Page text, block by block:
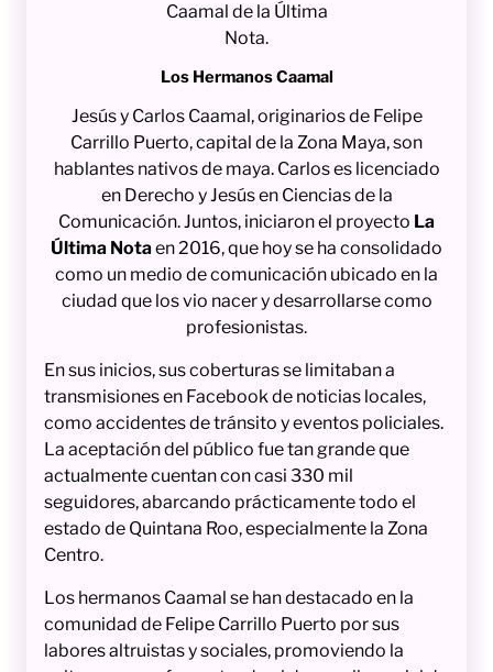
Caamal de la Última
Nota.
Los Hermanos Caamal
Jesús y Carlos Caamal, originarios de Felipe
Carrillo Puerto, capital de la Zona Maya, son
hablantes nativos de maya. Carlos es licenciado
en Derecho y Jesús en Ciencias de la
Comunicación. Juntos, iniciaron el proyecto La
Última Notaen 2016, que hoy se ha consolidado
como un medio de comunicación ubicado en la
ciudad que los vio nacer y desarrollarse como
profesionistas.
En sus inicios, sus coberturas se limitaban a
transmisiones en Facebook de noticias locales,
como accidentes de tránsito y eventos policiales.
La aceptación del público fue tan grande que
actualmente cuentan con casi 330 mil
seguidores, abarcando prácticamente todo el
estado de Quintana Roo, especialmente la Zona
Centro.
Los hermanos Caamal se han destacado en la
comunidad de Felipe Carrillo Puerto por sus
labores altruistas y sociales, promoviendo la